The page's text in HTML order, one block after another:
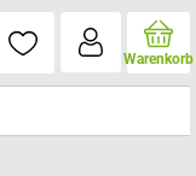
Warenkorb